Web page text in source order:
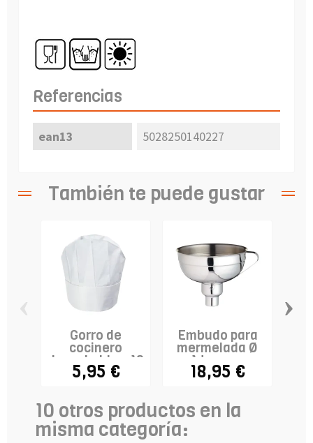
Referencias
ean13 5028250140227
También te puede gustar
Gorro de
cocinero
desechable x 10
- modelo...
5,95 €
Embudo para
mermelada Ø
14cm +...
18,95 €
›
10 otros productos en la
misma categoría: